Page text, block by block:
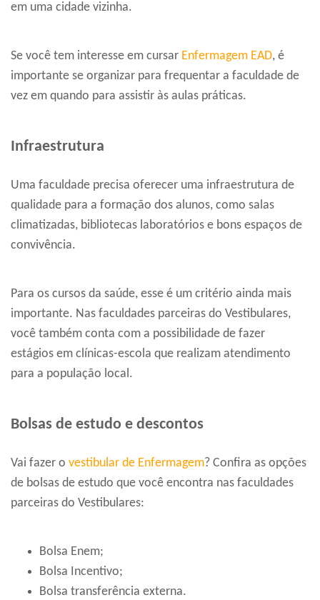
em uma cidade vizinha.
Se você tem interesse em cursar Enfermagem EAD, é
importante se organizar para frequentar a faculdade de
vez em quando para assistir às aulas práticas.
Infraestrutura
Uma faculdade precisa oferecer uma infraestrutura de
qualidade para a formação dos alunos, como salas
climatizadas, bibliotecas laboratórios e bons espaços de
convivência.
Para os cursos da saúde, esse é um critério ainda mais
importante. Nas faculdades parceiras do Vestibulares,
você também conta com a possibilidade de fazer
estágios em clínicas-escola que realizam atendimento
para a população local.
Bolsas de estudo e descontos
Vai fazer o vestibular de Enfermagem? Confira as opções
de bolsas de estudo que você encontra nas faculdades
parceiras do Vestibulares:
Bolsa Enem;
Bolsa Incentivo;
Bolsa transferência externa.